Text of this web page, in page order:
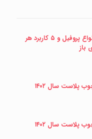
چوب پلاست به همراه انواع پروفیل و ۵ کاربرد هر
باز
پلاست سال ۱۴۰۲
پلاست سال ۱۴۰۲